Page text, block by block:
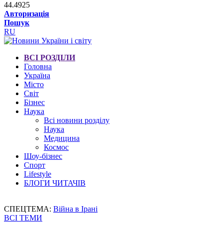
44.4925
Авторизація
Пошук
RU
ВСІ РОЗДІЛИ
Головна
Україна
Місто
Світ
Бізнес
Наука
Всі новини розділу
Наука
Медицина
Космос
Шоу-бізнес
Спорт
Lifestyle
БЛОГИ ЧИТАЧІВ
СПЕЦТЕМА: Війна в Ірані
ВСІ ТЕМИ